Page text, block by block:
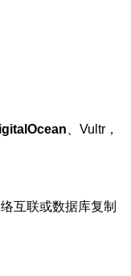
、Vultr，
互联或数据库复制